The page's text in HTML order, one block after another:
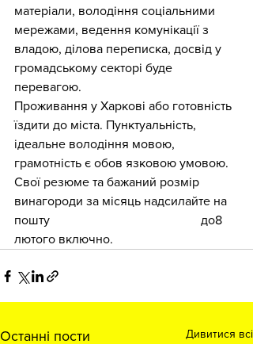
матеріали, володіння соціальними
мережами, ведення комунікації з
владою, ділова переписка, досвід у
громадському секторі буде
перевагою.
Проживання у Харкові або готовність
їздити до міста. Пунктуальність,
ідеальне володіння мовою,
грамотність є обов язковою умовою.
Свої резюме та бажаний розмір
винагороди за місяць надсилайте на
пошту
до8
лютого включно.
Останні пости Дивитися всі